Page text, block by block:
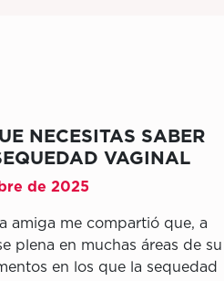
NECESITAS SABER
VAGINAL
de 2025
amiga me compartió que, a
plena en muchas áreas de su
en los que la sequedad